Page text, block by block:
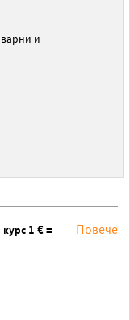
и
1 € =
Повече